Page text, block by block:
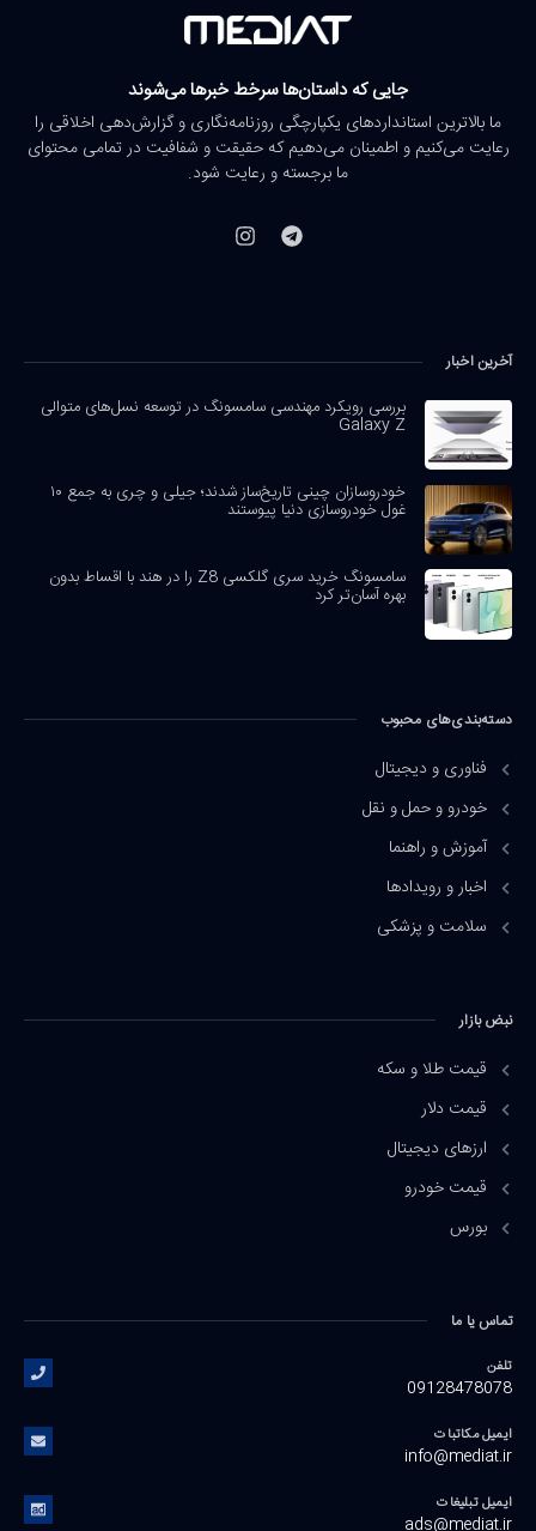
جایی که داستان‌ها سرخط خبرها می‌شوند
ما بالاترین استانداردهای یکپارچگی روزنامه‌نگاری و گزارش‌دهی اخلاقی را
رعایت می‌کنیم و اطمینان می‌دهیم که حقیقت و شفافیت در تمامی محتوای
ما برجسته و رعایت شود.
آخرین اخبار
بررسی رویکرد مهندسی سامسونگ در توسعه نسل‌های متوالی
Galaxy Z
خودروسازان چینی تاریخ‌ساز شدند؛ جیلی و چری به جمع ۱۰
غول خودروسازی دنیا پیوستند
سامسونگ خرید سری گلکسی Z8 را در هند با اقساط بدون
بهره آسان‌تر کرد
دسته‌بندی‌های محبوب
فناوری و دیجیتال
خودرو و حمل و نقل
آموزش و راهنما
اخبار و رویدادها
سلامت و پزشکی
نبض بازار
قیمت طلا و سکه
قیمت دلار
ارزهای دیجیتال
قیمت خودرو
بورس
تماس یا ما
تلفن
09128478078
ایمیل مکاتبات
info@mediat.ir
ایمیل تبلیغات
ads@mediat.ir